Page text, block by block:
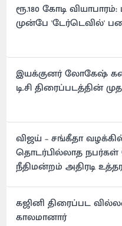
ரூ.180 கோடி வியாபாரம்:
முன்பே 'டேர்டெவில்'
இயக்குனர் லோகேஷ்
டி.சி திரைப்படத்தின்
விஜய் – சங்கீதா
தொடர்பில்லாத
நீதிமன்றம் அதிரடி
கஜினி திரைப்பட
காலமானார்